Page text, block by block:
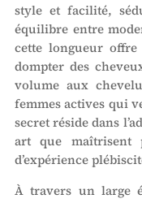
style et facilité,
équilibre entre
cette longueur
dompter des
volume aux
femmes actives qui
secret réside dans
art que maîtrisent
d’expérience
À travers un large